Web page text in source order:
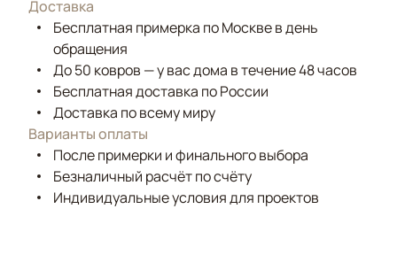
Доставка
Бесплатная примерка по Москве в день
обращения
До 50 ковров — у вас дома в течение 48 часов
Бесплатная доставка по России
Доставка по всему миру
Варианты оплаты
После примерки и финального выбора
Безналичный расчёт по счёту
Индивидуальные условия для проектов